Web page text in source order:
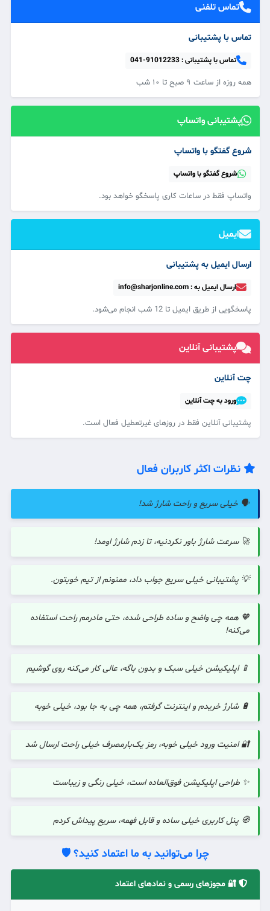
تماس تلفنی
تماس با پشتیبانی
تماس با پشتیبانی :041-91012233
همه‌ روزه از ساعت ۹ صبح تا ۱۰ شب
پشتیبانی واتساپ
شروع گفتگو با واتساپ
شروع گفتگو با واتساپ
واتساپ فقط در ساعات کاری پاسخگو خواهد بود.
ایمیل
ارسال ایمیل به پشتیبانی
ارسال ایمیل به : info@sharjonline.com
پاسخگویی از طریق ایمیل تا 12 شب انجام می‌شود.
پشتیبانی آنلاین
چت آنلاین
ورود به چت آنلاین
پشتیبانی آنلاین فقط در روزهای غیرتعطیل فعال است.
نظرات اکثر کاربران فعال
🗣️ خیلی سریع و راحت شارژ شد!
🚀 سرعت شارژ باور نکردنیه، تا زدم شارژ اومد!
💡 پشتیبانی خیلی سریع جواب داد، ممنونم از تیم خوبتون.
🧡 همه چی واضح و ساده طراحی شده، حتی مادرمم راحت استفاده
می‌کنه!
📱 اپلیکیشن خیلی سبک و بدون باگه، عالی کار می‌کنه روی گوشیم
🔋 شارژ خریدم و اینترنت گرفتم، همه چی به جا بود، خیلی خوبه
🔐 امنیت ورود خیلی خوبه، رمز یک‌بارمصرف خیلی راحت ارسال شد
✨ طراحی اپلیکیشن فوق‌العاده است، خیلی رنگی و زیباست
🧭 پنل کاربری خیلی ساده و قابل فهمه، سریع پیداش کردم
چرا می‌توانید به ما اعتماد کنید؟ 🛡️
🔐 مجوزهای رسمی و نمادهای اعتماد